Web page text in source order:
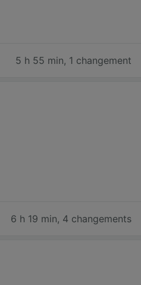
5 h 55 min, 1 changement
6 h 19 min, 4 changements